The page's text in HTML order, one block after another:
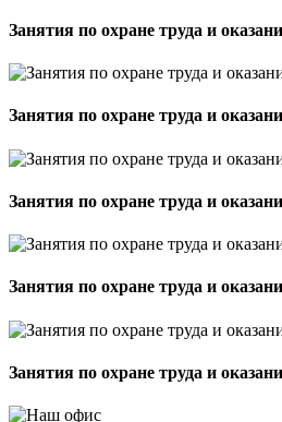
Занятия по охране труда и
Занятия по охране труда и
Занятия по охране труда и
Занятия по охране труда и
Занятия по охране труда и